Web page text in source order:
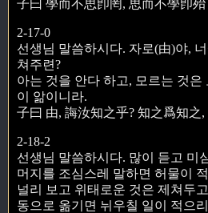
子曰 學而不思卽罔, 思而不學卽殆
2-17-0
선생님 말씀하시다. 자로(由)야,
쳐주련?
아는 것을 안다 하고, 모르는 것은
이 앎이니라.
子曰 由, 誨汝知之乎? 知之爲知之
2-18-2
선생님 말씀하시다. 많이 듣고 미
머지를 조심스레 말하면 허물이
널리 보고 위태로운 것은 제쳐두
동으로 옮기면 뉘우칠 일이 적으